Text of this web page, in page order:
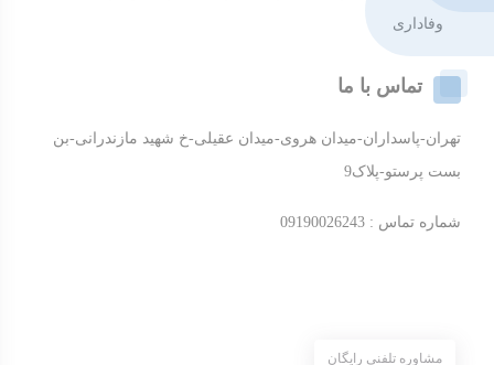
وفاداری
تماس با ما
تهران-پاسداران-میدان هروی-میدان عقیلی-خ شهید مازندرانی-بن
بست پرستو-پلاک9
شماره تماس : 09190026243
مشاوره تلفنی رایگان